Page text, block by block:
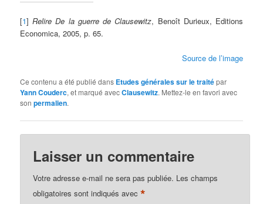
[1]Relire De la guerre de Clausewitz, Benoît Durieux, Editions
Economica, 2005, p. 65.
Source de l’image
Ce contenu a été publié dans Etudes générales sur le traitépar
Yann Couderc, et marqué avecClausewitz. Mettez-le en favori avec
sonpermalien.
Laisser un commentaire
Votre adresse e-mail ne sera pas publiée. Les champs
obligatoires sont indiqués avec*